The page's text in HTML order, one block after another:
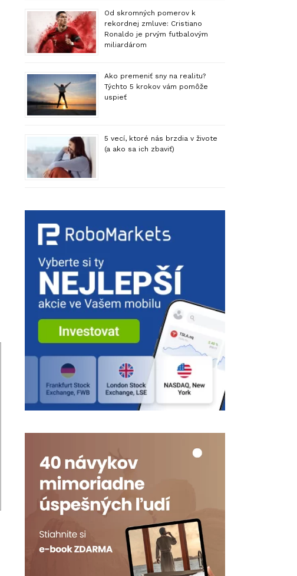
Od skromných pomerov k
rekordnej zmluve: Cristiano
Ronaldo je prvým futbalovým
miliardárom
Ako premeniť sny na realitu?
Týchto 5 krokov vám pomôže
uspieť
5 vecí, ktoré nás brzdia v živote
(a ako sa ich zbaviť)